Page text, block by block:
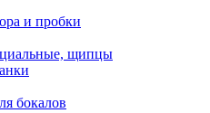
и пробки
щипцы
бокалов